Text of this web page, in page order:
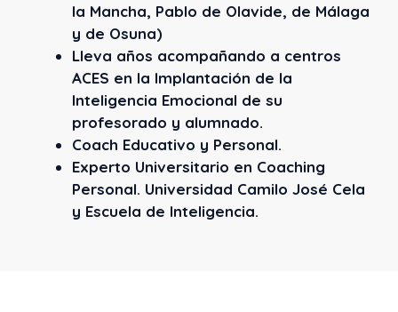
la Mancha, Pablo de Olavide, de Málaga
y de Osuna)
Lleva años acompañando a centros
ACES en la Implantación de la
Inteligencia Emocional de su
profesorado y alumnado.
Coach Educativo y Personal.
Experto Universitario en Coaching
Personal. Universidad Camilo José Cela
y Escuela de Inteligencia.